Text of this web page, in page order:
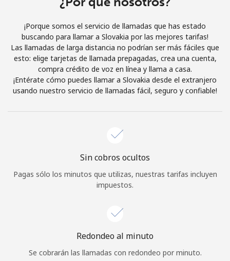
o
Continuar con
¡Porque somos el servicio de llamadas que has estado
buscando para llamar a Slovakia por las mejores tarifas!
Las llamadas de larga distancia no podrían ser más fáciles que
esto: elige tarjetas de llamada prepagadas, crea una cuenta,
compra crédito de voz en línea y llama a casa.
¡Entérate cómo puedes llamar a Slovakia desde el extranjero
usando nuestro servicio de llamadas fácil, seguro y confiable!
Sin cobros ocultos
Pagas sólo los minutos que utilizas, nuestras tarifas incluyen
impuestos.
Redondeo al minuto
Se cobrarán las llamadas con redondeo por minuto.